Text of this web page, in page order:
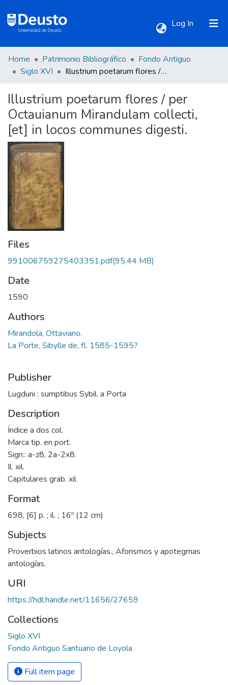
Log In (current)
Communities & Collections
All of DSpace
Statistics
Home Patrimonio Bibliográfico
Fondo Antiguo
Siglo XVI
Illustrium poetarum flores / per Octauianum Mirandulam collecti, [et] in locos communes digesti.
Illustrium poetarum flores / per
Octauianum Mirandulam collecti,
[et] in locos communes digesti.
Files
991006759275403351.pdf(95.44 MB)
Date
1590
Authors
Mirandola, Ottaviano.
La Porte, Sibylle de, fl. 1585-1595?
Publisher
Lugduni : sumptibus Sybil. a Porta
Description
Índice a dos col.
Marca tip. en port.
Sign.: a-z8, 2a-2x8.
Il. xil.
Capitulares grab. xil
Format
698, [6] p. ; il. ; 16º (12 cm)
Subjects
Proverbios latinos antologías., Aforismos y apotegmas
antologías.
URI
https://hdl.handle.net/11656/27659
Collections
Siglo XVI
Fondo Antiguo Santuario de Loyola
Full item page